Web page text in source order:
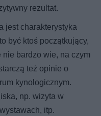
rezultat.
jest charakterystyka
być ktoś początkujący,
nie bardzo wie, na czym
też opinie o
kynologicznym.
np. wizyta w
itp.